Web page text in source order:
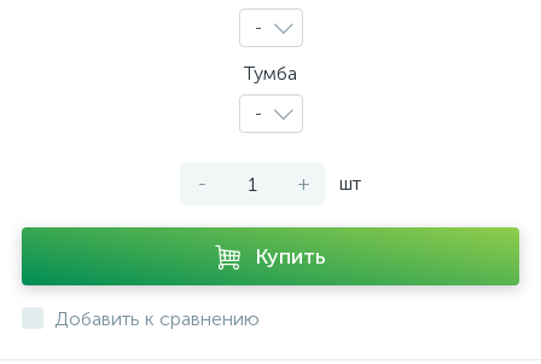
-
Тумба
-
- + шт
Купить
Добавить к сравнению